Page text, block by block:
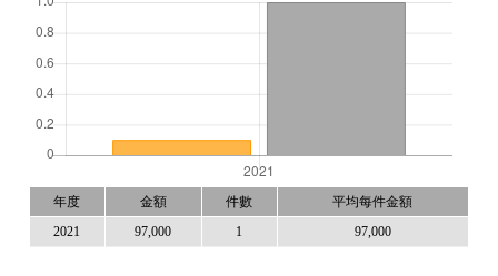
年度 金額 件數 平均每件金額
2021 97,000 1 97,000